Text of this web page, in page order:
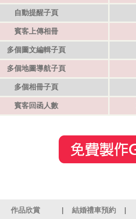
自動提醒子頁
賓客上傳相冊
多個圖文編輯子頁
多個地圖導航子頁
多個相冊子頁
賓客回函人數
作品欣賞 結婚禮車預約